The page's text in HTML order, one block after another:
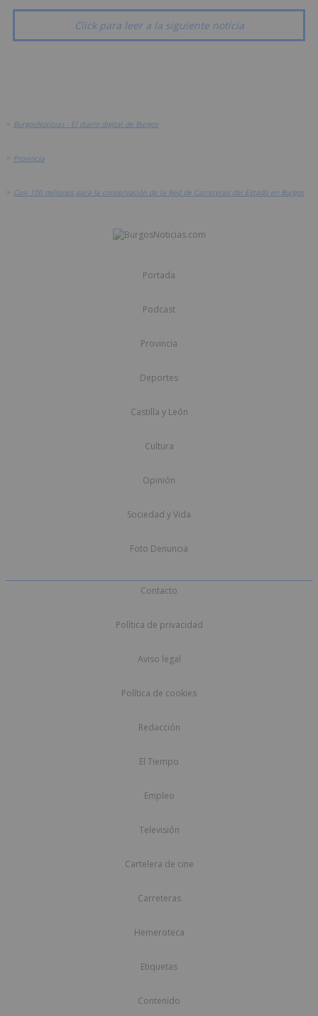
Click para leer a la siguiente noticia
> BurgosNoticias - El diario digital de Burgos
> Provincia
> Casi 100 millones para la conservación de la Red de Carreteras del Estado en Burgos
Portada
Podcast
Provincia
Deportes
Castilla y León
Cultura
Opinión
Sociedad y Vida
Foto Denuncia
Contacto
Política de privacidad
Aviso legal
Política de cookies
Redacción
El Tiempo
Empleo
Televisión
Cartelera de cine
Carreteras
Hemeroteca
Etiquetas
Contenido